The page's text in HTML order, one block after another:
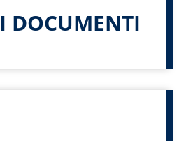
DOCUMENTI